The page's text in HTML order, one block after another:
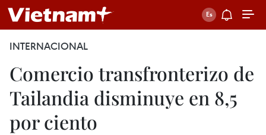
INTERNACIONAL
Comercio transfronterizo de
Tailandia disminuye en 8,5
por ciento